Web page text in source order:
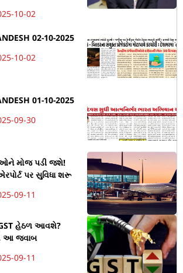
10-02
02-10-2025
10-02
01-10-2025
09-30
મોજ પડી જશે!
પર સુવિધા શરૂ
09-11
હેઠળ આવશે?
આ જવાબ
09-11